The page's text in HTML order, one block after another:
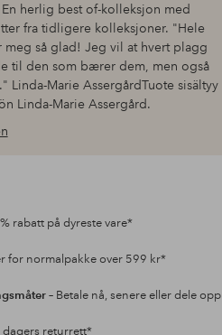
herlig best of-kolleksjon med
fra tidligere kolleksjoner. "Hele
så glad! Jeg vil at hvert plagg
til den som bærer dem, men også
Linda-Marie AssergårdTuote sisältyy
Linda-Marie Assergård.
rabatt på dyreste vare*
for normalpakke over 599 kr*
– Betale nå, senere eller dele opp
dagers returrett*